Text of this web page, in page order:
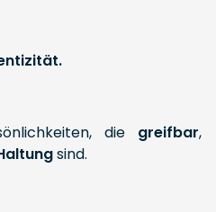
die greifbar,
sind.